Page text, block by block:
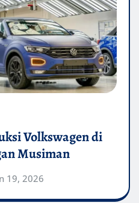
Volkswagen di
Musiman
19, 2026